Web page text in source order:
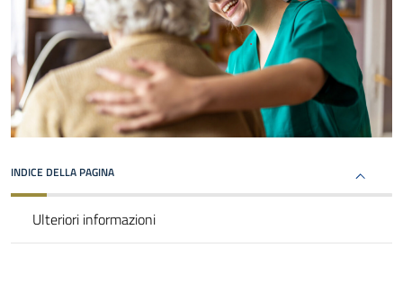
INDICE DELLA PAGINA
Ulteriori informazioni